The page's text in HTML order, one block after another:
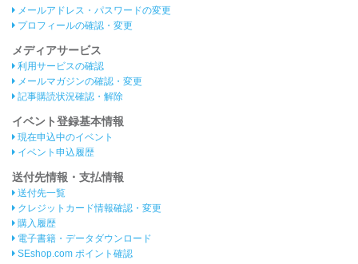
メールアドレス・パスワードの変更
プロフィールの確認・変更
メディアサービス
利用サービスの確認
メールマガジンの確認・変更
記事購読状況確認・解除
イベント登録基本情報
現在申込中のイベント
イベント申込履歴
送付先情報・支払情報
送付先一覧
クレジットカード情報確認・変更
購入履歴
電子書籍・データダウンロード
SEshop.com ポイント確認